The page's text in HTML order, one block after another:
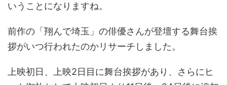
いうことになりますね。
前作の「翔んで埼玉」の俳優さんが登壇する舞台挨
拶がいつ行われたのかリサーチしました。
上映初日、上映2日目に舞台挨拶があり、さらにヒ